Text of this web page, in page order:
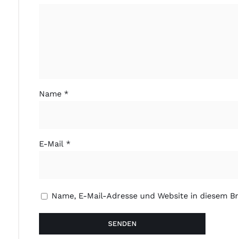
Name *
E-Mail *
Name, E-Mail-Adresse und Website in diesem